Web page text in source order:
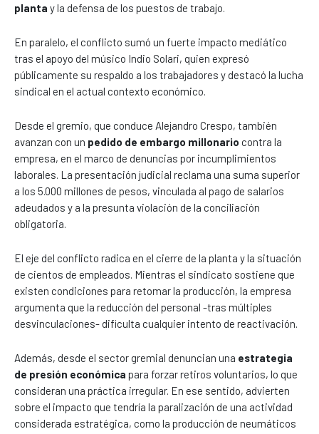
planta y la defensa de los puestos de trabajo.
En paralelo, el conflicto sumó un fuerte impacto mediático
tras el apoyo del músico Indio Solari, quien expresó
públicamente su respaldo a los trabajadores y destacó la lucha
sindical en el actual contexto económico.
Desde el gremio, que conduce Alejandro Crespo, también
avanzan con un pedido de embargo millonario contra la
empresa, en el marco de denuncias por incumplimientos
laborales. La presentación judicial reclama una suma superior
a los 5.000 millones de pesos, vinculada al pago de salarios
adeudados y a la presunta violación de la conciliación
obligatoria.
El eje del conflicto radica en el cierre de la planta y la situación
de cientos de empleados. Mientras el sindicato sostiene que
existen condiciones para retomar la producción, la empresa
argumenta que la reducción del personal -tras múltiples
desvinculaciones- dificulta cualquier intento de reactivación.
Además, desde el sector gremial denuncian una estrategia
de presión económica para forzar retiros voluntarios, lo que
consideran una práctica irregular. En ese sentido, advierten
sobre el impacto que tendría la paralización de una actividad
considerada estratégica, como la producción de neumáticos